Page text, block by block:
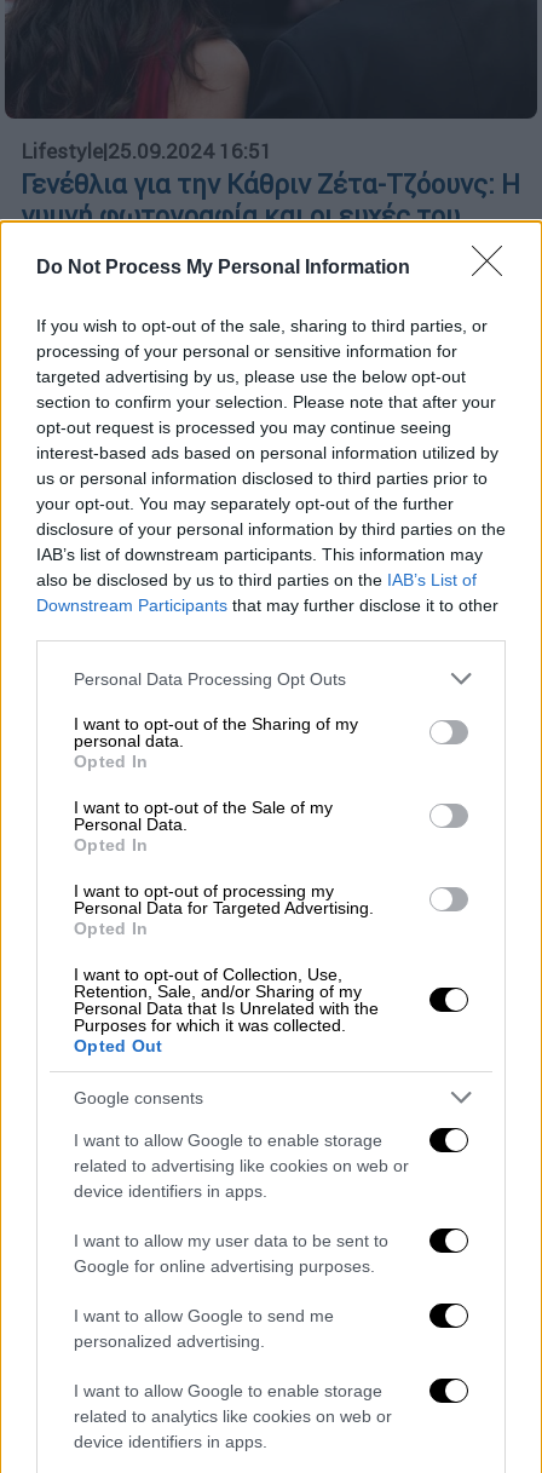
Do Not Process My Personal Information
If you wish to opt-out of the sale, sharing to third parties, or
processing of your personal or sensitive information for
targeted advertising by us, please use the below opt-out
section to confirm your selection. Please note that after your
opt-out request is processed you may continue seeing
interest-based ads based on personal information utilized by
us or personal information disclosed to third parties prior to
your opt-out. You may separately opt-out of the further
disclosure of your personal information by third parties on the
IAB’s list of downstream participants. This information may
also be disclosed by us to third parties on the IAB’s List of
Downstream Participants that may further disclose it to other
Please note that this website/app uses one or more Google
not limited to your visit or usage behaviour. You may click to
grant or deny consent to Google and its third-party tags to
use your data for below specified purposes in below Google
consent section.
Personal Data Processing Opt Outs
I want to opt-out of the Sharing of my
personal data.
Opted In
I want to opt-out of the Sale of my
Personal Data.
Opted In
I want to opt-out of processing my
Personal Data for Targeted Advertising.
Opted In
I want to opt-out of Collection, Use,
Retention, Sale, and/or Sharing of my
Personal Data that Is Unrelated with the
Purposes for which it was collected.
Opted Out
Google consents
I want to allow Google to enable storage
related to advertising like cookies on web or
device identifiers in apps.
I want to allow my user data to be sent to
Google for online advertising purposes.
I want to allow Google to send me
personalized advertising.
I want to allow Google to enable storage
related to analytics like cookies on web or
device identifiers in apps.
Lifestyle|25.09.2024 16:51
Γενέθλια για την Κάθριν Ζέτα-Τζόουνς: Η
γυμνή φωτογραφία και οι ευχές του
Lifestyle|19.06.2024 10:30
Μαϊκλ Ντάκλας και Κάθριν Ζετα-
Τζόουνς: Πουλάνε την έπαυλη τους στη
Νέα Υόρκη
του ζευγαριού
Lifestyle|03.04.2024 21:15
Tι κοινό έχει o Μάικλ Ντάγκλας με την
Σκάρλετ Γιόχανσον - «Αυτό είναι
απίστευτο»